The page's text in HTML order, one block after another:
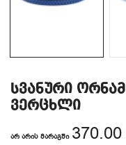
სვანური
ვერცხლი
ᲐᲠ ᲐᲠᲘᲡ ᲛᲐᲠᲐᲒᲨᲘ 370.00